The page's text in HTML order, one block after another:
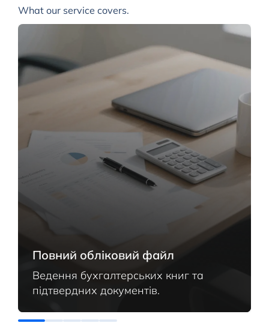
What our service covers.
Повний обліковий файл
Ведення бухгалтерських книг та
підтвердних документів.